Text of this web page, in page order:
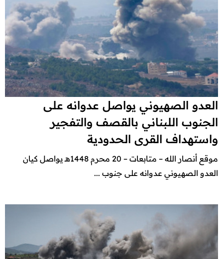
العدو الصهيوني يواصل عدوانه على
الجنوب اللبناني بالقصف والتفجير
واستهداف القرى الحدودية
موقع أنصار الله – متابعات – 20 محرم 1448هـ يواصل كيان
العدو الصهيوني عدوانه على جنوب ...